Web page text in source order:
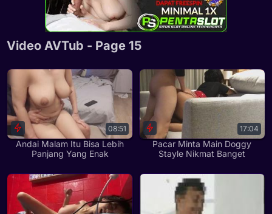
Video AVTub - Page 15
Andai Malam Itu Bisa Lebih
Panjang Yang Enak
08:51
Pacar Minta Main Doggy
Stayle Nikmat Banget
17:04